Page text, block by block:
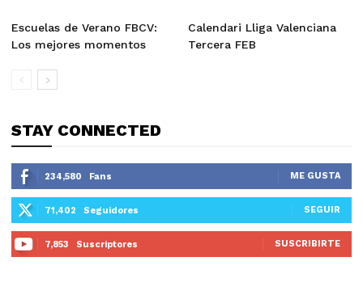
Escuelas de Verano FBCV:
Los mejores momentos
Calendari Lliga Valenciana
Tercera FEB
STAY CONNECTED
234,580 Fans ME GUSTA
71,402 Seguidores SEGUIR
7,853 Suscriptores SUSCRIBIRTE